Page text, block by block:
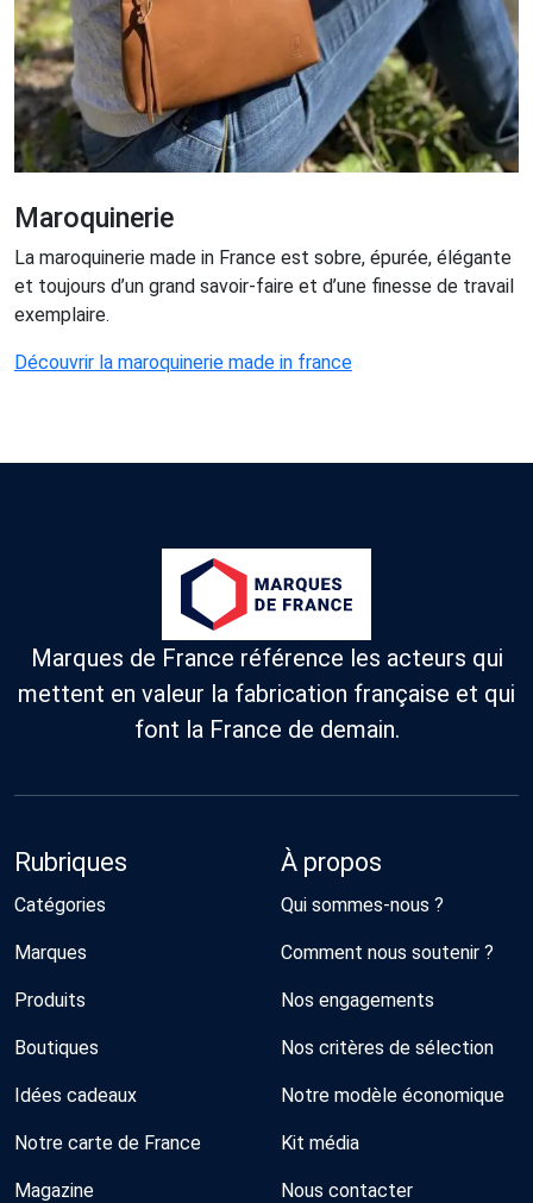
Maroquinerie
La maroquinerie made in France est sobre, épurée, élégante
et toujours d’un grand savoir-faire et d’une finesse de travail
exemplaire.
Découvrir la maroquinerie made in france
Marques de France référence les acteurs qui
mettent en valeur la fabrication française et qui
font la France de demain.
Rubriques
Catégories
Marques
Produits
Boutiques
Idées cadeaux
Notre carte de France
Magazine
À propos
Qui sommes-nous ?
Comment nous soutenir ?
Nos engagements
Nos critères de sélection
Notre modèle économique
Kit média
Nous contacter